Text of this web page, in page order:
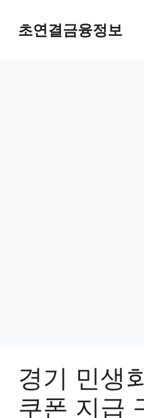
초연결금융정보
경기 민생
쿠폰 지급